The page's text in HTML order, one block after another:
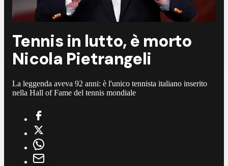
Tennis in lutto, è morto
Nicola Pietrangeli
La leggenda aveva 92 anni: è l'unico tennista italiano inserito
nella Hall of Fame del tennis mondiale